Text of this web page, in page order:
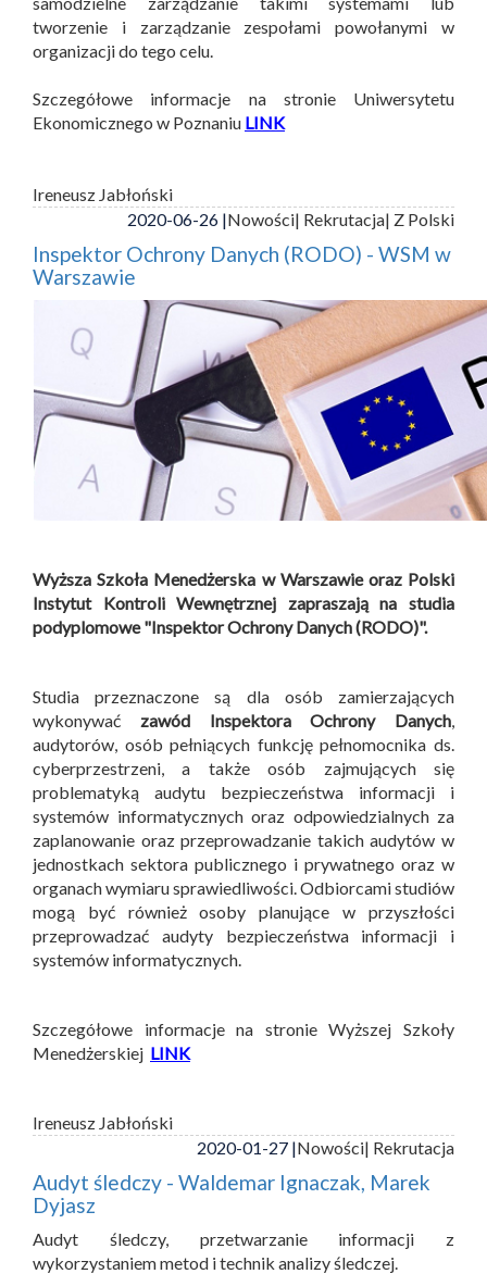
tworzenie i zarządzanie zespołami powołanymi w
organizacji do tego celu.
Szczegółowe informacje na stronie Uniwersytetu
Ekonomicznego w Poznaniu LINK
Ireneusz Jabłoński
2020-06-26 |Nowości| Rekrutacja| Z Polski
Inspektor Ochrony Danych (RODO) - WSM w
Warszawie
Wyższa Szkoła Menedżerska w Warszawie oraz Polski
Instytut Kontroli Wewnętrznej zapraszają na studia
podyplomowe "Inspektor Ochrony Danych (RODO)".
Studia przeznaczone są dla osób zamierzających
wykonywać zawód Inspektora Ochrony Danych
audytorów, osób pełniących funkcję pełnomocnika ds.
cyberprzestrzeni, a także osób zajmujących się
problematyką audytu bezpieczeństwa informacji i
systemów informatycznych oraz odpowiedzialnych za
zaplanowanie oraz przeprowadzanie takich audytów w
jednostkach sektora publicznego i prywatnego oraz w
organach wymiaru sprawiedliwości. Odbiorcami studiów
mogą być również osoby planujące w przyszłości
przeprowadzać audyty bezpieczeństwa informacji i
systemów informatycznych.
Szczegółowe informacje na stronie Wyższej Szkoły
Menedżerskiej LINK
Ireneusz Jabłoński
2020-01-27 |Nowości| Rekrutacja
Audyt śledczy - Waldemar Ignaczak, Marek
Dyjasz
Audyt śledczy, przetwarzanie informacji z
wykorzystaniem metod i technik analizy śledczej.